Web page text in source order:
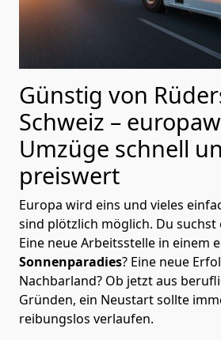
Günstig von
Schweiz –
Umzüge schnell
preiswert
Europa wird eins und vieles
sind plötzlich möglich. Du suchst
Eine neue Arbeitsstelle in einem
Sonnenparadies? Eine neue
Nachbarland? Ob jetzt aus
Gründen, ein Neustart sollte
reibungslos verlaufen.